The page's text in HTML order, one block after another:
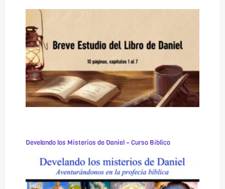
Develando los Misterios de Daniel – Curso Bíblico